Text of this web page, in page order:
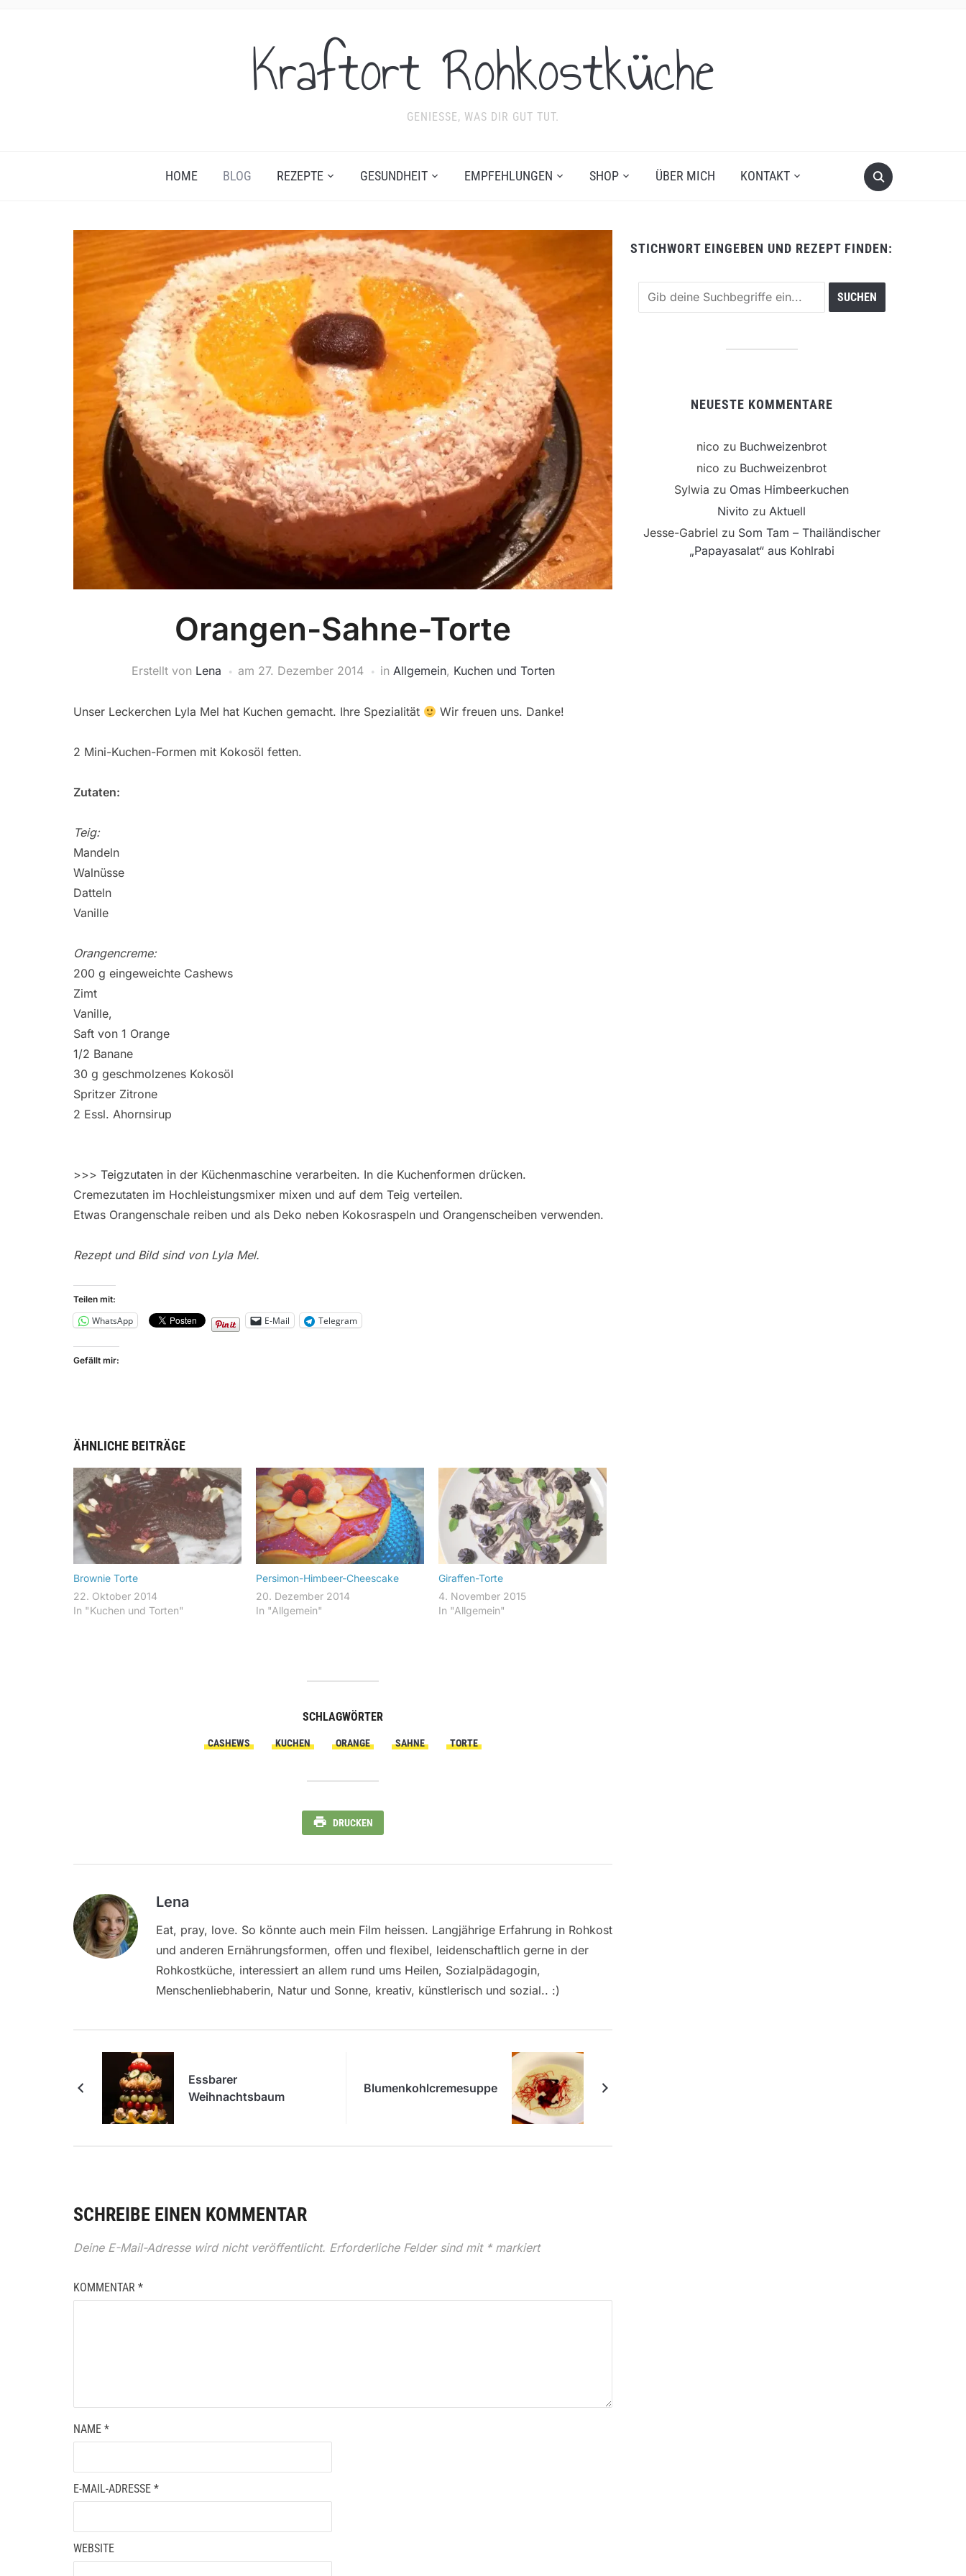
Kraftort Rohkostküche
GENIESSE, WAS DIR GUT TUT.
HOME BLOG REZEPTE GESUNDHEIT EMPFEHLUNGEN SHOP ÜBER MICH KONTAKT
Orangen-Sahne-Torte
Erstellt von Lena am 27. Dezember 2014 in Allgemein, Kuchen und Torten
Unser Leckerchen Lyla Mel hat Kuchen gemacht. Ihre Spezialität Wir freuen uns. Danke!
2 Mini-Kuchen-Formen mit Kokosöl fetten.
Zutaten:
Teig:
Mandeln
Walnüsse
Datteln
Vanille
Orangencreme:
200 g eingeweichte Cashews
Zimt
Vanille,
Saft von 1 Orange
1/2 Banane
30 g geschmolzenes Kokosöl
Spritzer Zitrone
2 Essl. Ahornsirup
>>> Teigzutaten in der Küchenmaschine verarbeiten. In die Kuchenformen drücken.
Cremezutaten im Hochleistungsmixer mixen und auf dem Teig verteilen.
Etwas Orangenschale reiben und als Deko neben Kokosraspeln und Orangenscheiben verwenden.
Rezept und Bild sind von Lyla Mel.
Teilen mit:
WhatsApp E-Mail Telegram
Gefällt mir:
ÄHNLICHE BEITRÄGE
Brownie Torte
22. Oktober 2014
In "Kuchen und Torten"
Persimon-Himbeer-Cheescake
20. Dezember 2014
In "Allgemein"
Giraffen-Torte
4. November 2015
In "Allgemein"
SCHLAGWÖRTER
CASHEWS KUCHEN ORANGE SAHNE TORTE
DRUCKEN
Lena
Eat, pray, love. So könnte auch mein Film heissen. Langjährige Erfahrung in Rohkost
und anderen Ernährungsformen, offen und flexibel, leidenschaftlich gerne in der
Rohkostküche, interessiert an allem rund ums Heilen, Sozialpädagogin,
Menschenliebhaberin, Natur und Sonne, kreativ, künstlerisch und sozial.. :)
Essbarer
Weihnachtsbaum
Blumenkohlcremesuppe
SCHREIBE EINEN KOMMENTAR
Deine E-Mail-Adresse wird nicht veröffentlicht. Erforderliche Felder sind mit *markiert
KOMMENTAR *
NAME *
E-MAIL-ADRESSE *
WEBSITE
STICHWORT EINGEBEN UND REZEPT FINDEN:
NEUESTE KOMMENTARE
nico zu Buchweizenbrot
nico zu Buchweizenbrot
Sylwia zu Omas Himbeerkuchen
Nivito zu Aktuell
Jesse-Gabriel zu Som Tam – Thailändischer
„Papayasalat“ aus Kohlrabi